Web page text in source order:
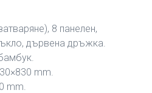
8 панелен,
дървена дръжка.
mm.
mm.